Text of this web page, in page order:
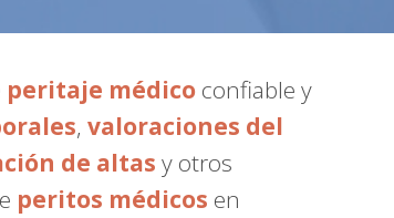
peritaje médico confiable y
,valoraciones del
de altas y otros
peritos médicos en